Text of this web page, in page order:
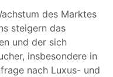
des Marktes
steigern das
und der sich
insbesondere in
nach Luxus- und